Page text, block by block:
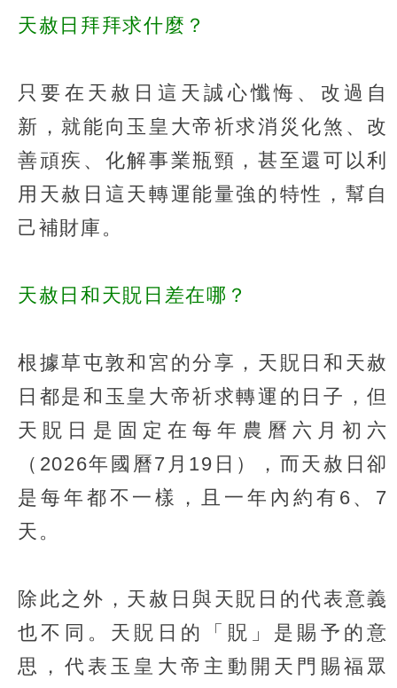
天赦日拜拜求什麼？
只要在天赦日這天誠心懺悔、改過自
新，就能向玉皇大帝祈求消災化煞、改
善頑疾、化解事業瓶頸，甚至還可以利
用天赦日這天轉運能量強的特性，幫自
己補財庫。
天赦日和天貺日差在哪？
根據草屯敦和宮的分享，天貺日和天赦
日都是和玉皇大帝祈求轉運的日子，但
天貺日是固定在每年農曆六月初六
（2026年國曆7月19日），而天赦日卻
是每年都不一樣，且一年內約有6、7
天。
除此之外，天赦日與天貺日的代表意義
也不同。天貺日的「貺」是賜予的意
思，代表玉皇大帝主動開天門賜福眾